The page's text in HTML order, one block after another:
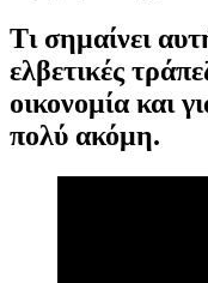
Τι σημαίνει
ελβετικές
οικονομία και
πολύ ακόμη.